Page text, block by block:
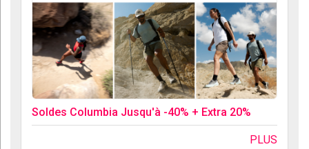
Soldes Columbia Jusqu'à -40% + Extra 20%
PLUS